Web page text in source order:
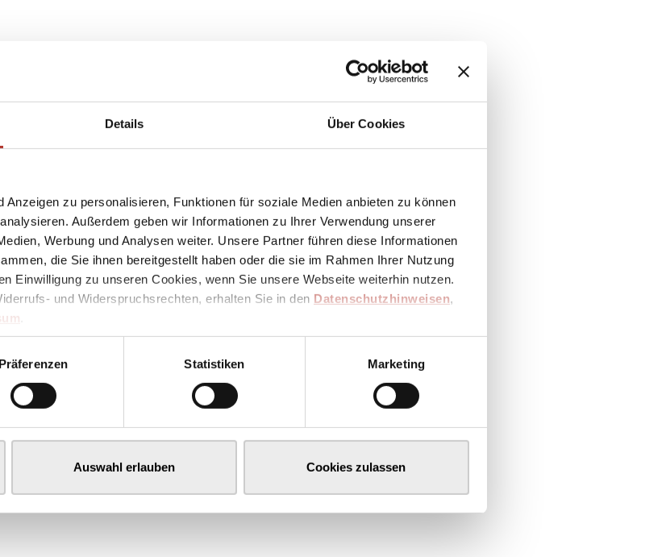
Details Über Cookies
zu personalisieren, Funktionen für soziale Medien anbieten zu können
Außerdem geben wir Informationen zu Ihrer Verwendung unserer
Werbung und Analysen weiter. Unsere Partner führen diese Informationen
die Sie ihnen bereitgestellt haben oder die sie im Rahmen Ihrer Nutzung
Einwilligung zu unseren Cookies, wenn Sie unsere Webseite weiterhin nutzen.
und Widerspruchsrechten, erhalten Sie in den Datenschutzhinweisen,
Präferenzen Statistiken Marketing
Auswahl erlauben Cookies zulassen